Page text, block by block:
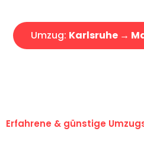
Umzug: Karlsruhe →
Erfahrene & günstige